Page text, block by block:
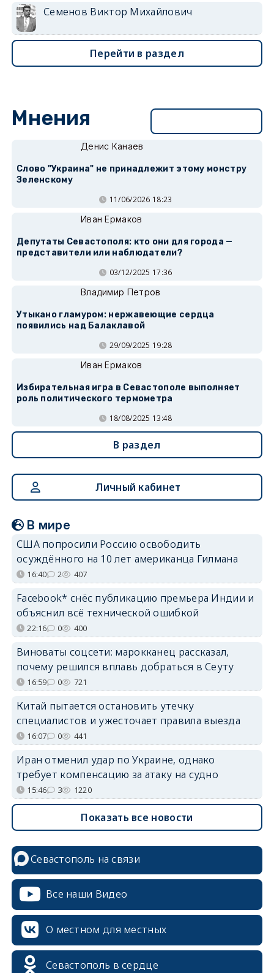
Семенов Виктор Михайлович
Перейти в раздел
Мнения
Денис Канаев
Слово "Украина" не принадлежит этому монстру
Зеленскому
11/06/2026 18:23
Иван Ермаков
Депутаты Севастополя: кто они для города —
представители или наблюдатели?
03/12/2025 17:36
Владимир Петров
Утыкано гламуром: нержавеющие сердца
появились над Балаклавой
29/09/2025 19:28
Иван Ермаков
Избирательная игра в Севастополе выполняет
роль политического термометра
18/08/2025 13:48
В раздел
Личный кабинет
В мире
США попросили Россию освободить
осуждённого на 10 лет американца Гилмана
16:40 2 407
Facebook* снёс публикацию премьера Индии и
объяснил всё технической ошибкой
22:16 0 400
Виноваты соцсети: марокканец рассказал,
почему решился вплавь добраться в Сеуту
16:59 0 721
Китай пытается остановить утечку
специалистов и ужесточает правила выезда
16:07 0 441
Иран отменил удар по Украине, однако
требует компенсацию за атаку на судно
15:46 3 1220
Показать все новости
Севастополь на связи
Все наши Видео
О местном для местных
Севастополь в сердце